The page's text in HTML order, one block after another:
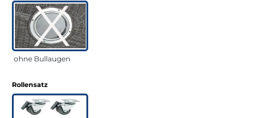
ohne Bullaugen
Rollensatzauswählen